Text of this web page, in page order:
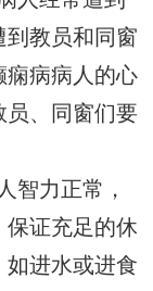
到教员和同窗
痫病病人的心
员、同窗们要
智力正常，
保证充足的休
如进水或进食